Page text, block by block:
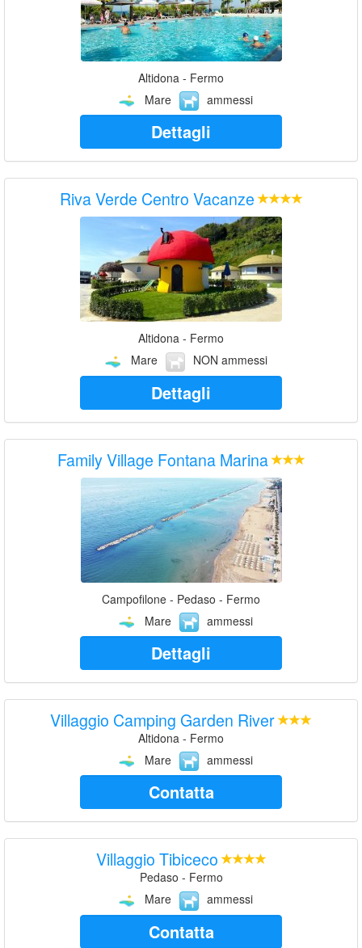
Altidona - Fermo
Mare
ammessi
Dettagli
Riva Verde Centro Vacanze
Altidona - Fermo
Mare
NON ammessi
Dettagli
Family Village Fontana Marina
Campofilone - Pedaso - Fermo
Mare
ammessi
Dettagli
Villaggio Camping Garden River
Altidona - Fermo
Mare
ammessi
Contatta
Villaggio Tibiceco
Pedaso - Fermo
Mare
ammessi
Contatta